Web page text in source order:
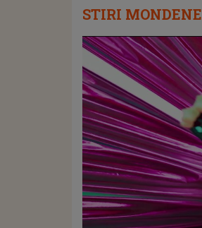
STIRI MONDENE